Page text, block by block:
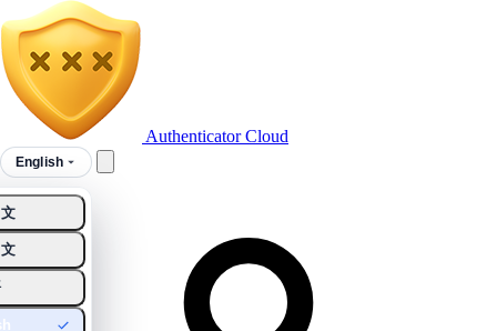
Authenticator Cloud
English